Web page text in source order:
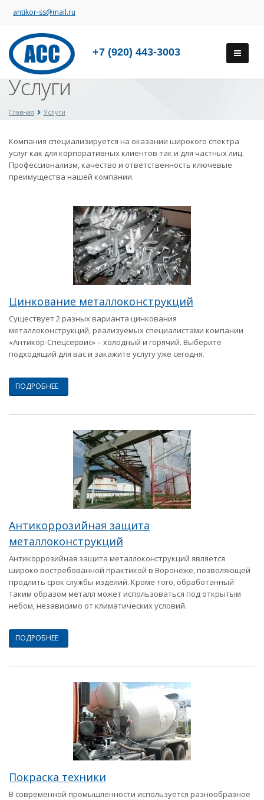
antikor-ss@mail.ru
+7 (920) 443-3003
Услуги
Главная Услуги
Компания специализируется на оказании широкого спектра
услуг как для корпоративных клиентов так и для частных лиц.
Профессионализм, качество и ответственность ключевые
преимущества нашей компании.
Цинкование металлоконструкций
Существует 2 разных варианта цинкования
металлоконструкций, реализуемых специалистами компании
«Антикор-Спецсервис» – холодный и горячий. Выберите
подходящий для вас и закажите услугу уже сегодня.
ПОДРОБНЕЕ
Антикоррозийная защита
металлоконструкций
Антикоррозийная защита металлоконструкций является
широко востребованной практикой в Воронеже, позволяющей
продлить срок службы изделий. Кроме того, обработанный
таким образом металл может использоваться под открытым
небом, независимо от климатических условий.
ПОДРОБНЕЕ
Покраска техники
В современной промышленности используется разнообразное